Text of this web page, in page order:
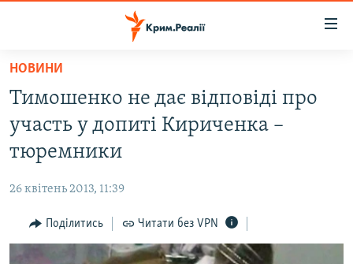
Перейти
основного
матеріалу
Перейти
до
основної
Перейти
до
пошуку
ВІДЕО ТА ФОТО
БЛОГИ
ПОГЛЯД
ІНТЕРВ'Ю
НОВИНИ
Тимошенко не дає відповіді про
участь у допиті Кириченка –
тюремники
26 квітень 2013, 11:39
Поділитись Читати без VPN